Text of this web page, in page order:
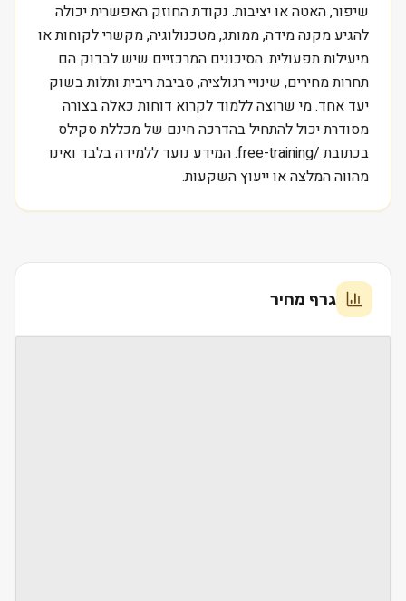
שיפור, האטה או יציבות. נקודת החוזק האפשרית יכולה
להגיע מקנה מידה, ממותג, מטכנולוגיה, מקשרי לקוחות או
מיעילות תפעולית. הסיכונים המרכזיים שיש לבדוק הם
תחרות מחירים, שינויי רגולציה, סביבת ריבית ותלות בשוק
יעד אחד. מי שרוצה ללמוד לקרוא דוחות כאלה בצורה
מסודרת יכול להתחיל בהדרכה חינם של מכללת סקילס
בכתובת /free-training. המידע נועד ללמידה בלבד ואינו
מהווה המלצה או ייעוץ השקעות.
גרף מחיר